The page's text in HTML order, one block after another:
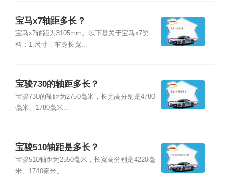
宝马x7轴距多长？
宝马x7轴距为3105mm。以下是关于宝马x7资
料：1.尺寸：车身长宽...
宝骏730的轴距多长？
宝骏730的轴距为2750毫米，长宽高分别是4780
毫米、1780毫米...
宝骏510轴距是多长？
宝骏510轴距为2550毫米，长宽高分别是4220毫
米、1740毫米、...